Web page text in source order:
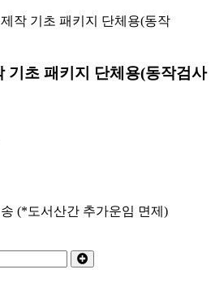
기초 패키지 단체용(동작검사
(*도서산간 추가운임 면제)